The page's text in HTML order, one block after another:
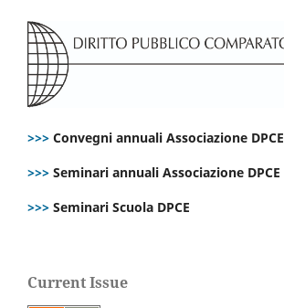
>>> Convegni annuali Associazione DPCE
>>> Seminari annuali Associazione DPCE
>>> Seminari Scuola DPCE
Current Issue